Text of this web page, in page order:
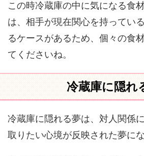
この時冷蔵庫の中に気になる食
は、相手が現在関心を持ってい
るケースがあるため、個々の食
てくださいね。
冷蔵庫に隠れ
冷蔵庫に隠れる夢は、対人関係
取りたい心境が反映された夢にな